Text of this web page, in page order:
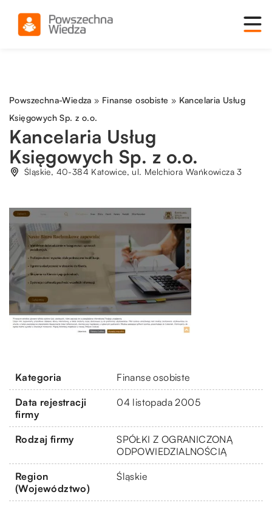
Powszechna-Wiedza » Finanse osobiste » Kancelaria Usług
Księgowych Sp. z o.o.
Kancelaria Usług
Księgowych Sp. z o.o.
Śląskie, 40-384 Katowice, ul. Melchiora Wańkowicza 3
Kategoria Finanse osobiste
Data rejestracji
firmy
04 listopada 2005
Rodzaj firmy
SPÓŁKI Z OGRANICZONĄ
ODPOWIEDZIALNOŚCIĄ
Region
(Województwo)
Śląskie